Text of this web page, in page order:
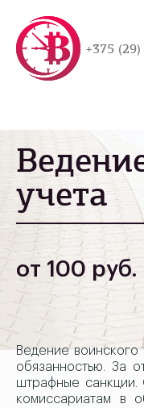
+375
учета
от 100 руб.
Ведение воинского
обязанностью. За
штрафные
комиссариатам в